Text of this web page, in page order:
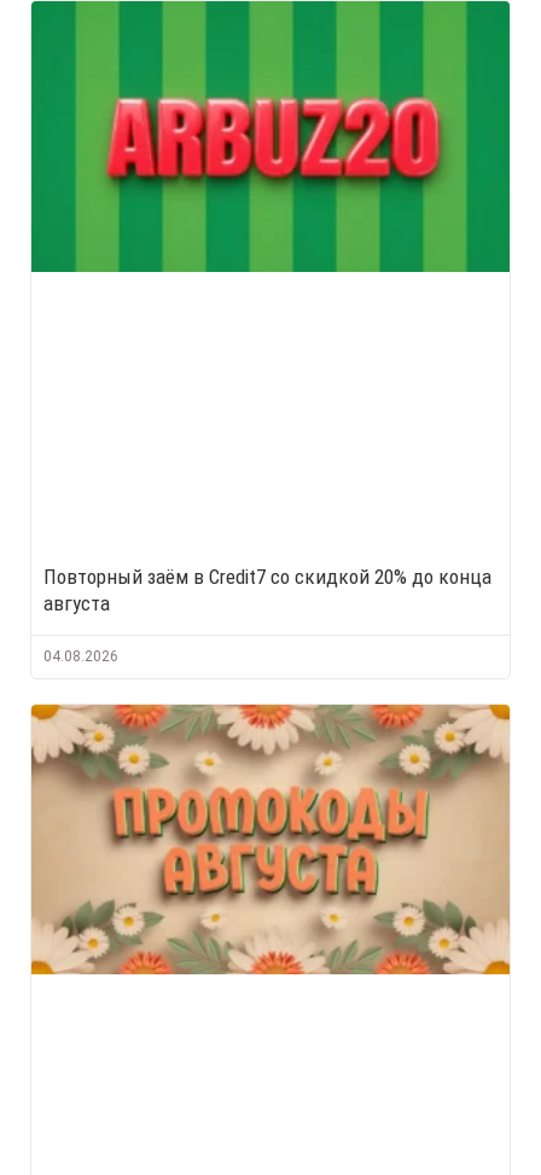
Повторный заём в Credit7 со скидкой 20% до конца
августа
04.08.2026